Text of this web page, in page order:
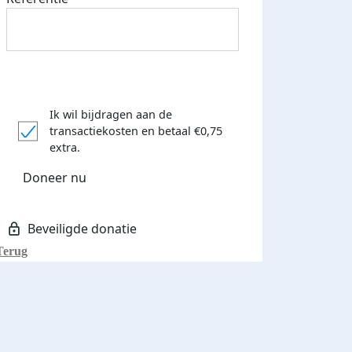
Ik wil bijdragen aan de
transactiekosten en betaal €0,75
extra.
Doneer nu